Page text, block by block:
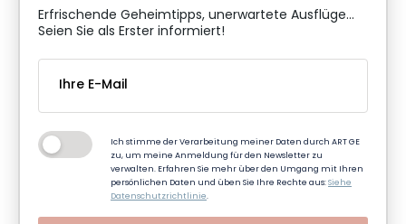
Erfrischende Geheimtipps, unerwartete Ausflüge...
Seien Sie als Erster informiert!
Ich stimme der Verarbeitung meiner Daten durch ART GE
zu, um meine Anmeldung für den Newsletter zu
verwalten. Erfahren Sie mehr über den Umgang mit Ihren
persönlichen Daten und üben Sie Ihre Rechte aus:Siehe
Datenschutzrichtlinie.